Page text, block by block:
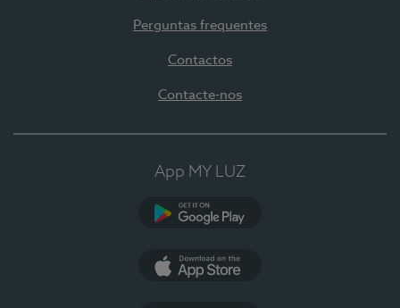
Perguntas frequentes
Contactos
Contacte-nos
App MY LUZ